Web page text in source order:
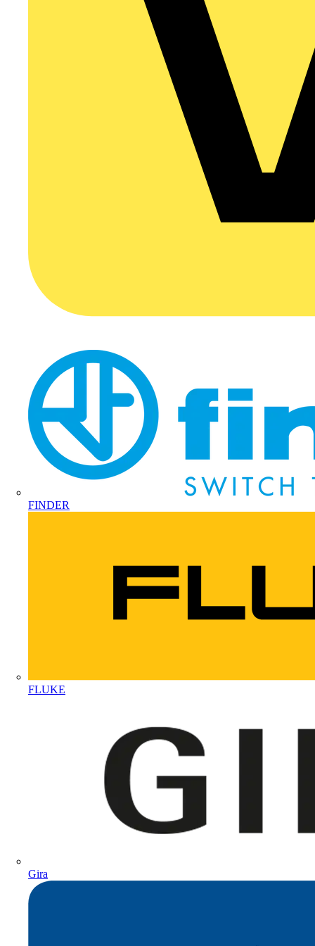
FINDER
FLUKE
Gira